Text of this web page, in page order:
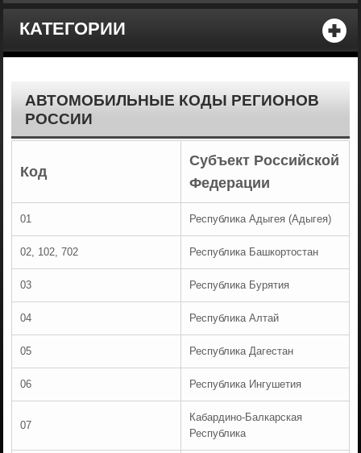
КАТЕГОРИИ
АВТОМОБИЛЬНЫЕ КОДЫ РЕГИОНОВ
РОССИИ
Код
Субъект Российской
Федерации
01 Республика Адыгея (Адыгея)
02, 102, 702 Республика Башкортостан
03 Республика Бурятия
04 Республика Алтай
05 Республика Дагестан
06 Республика Ингушетия
07
Кабардино-Балкарская
Республика